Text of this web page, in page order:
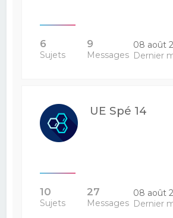
6
Sujets
9
Messages
08 août
Dernier
UE Spé 14
10
Sujets
27
Messages
08 août
Dernier